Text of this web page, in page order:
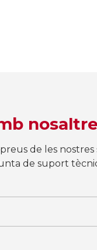
de les
de suport